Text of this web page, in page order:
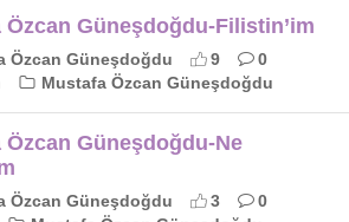
Özcan Güneşdoğdu-Filistin’im
Özcan Güneşdoğdu 9
0
Mustafa Özcan Güneşdoğdu
Özcan Güneşdoğdu-Ne
Özcan Güneşdoğdu 3
0